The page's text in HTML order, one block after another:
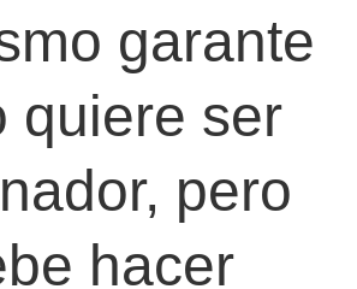
garante
quiere ser
pero
hacer